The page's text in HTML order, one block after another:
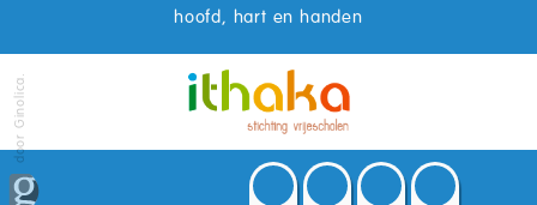
hoofd, hart en handen
door Ginolica.